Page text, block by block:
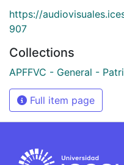
https://
907
Collections
APFFVC - General -
Full item page